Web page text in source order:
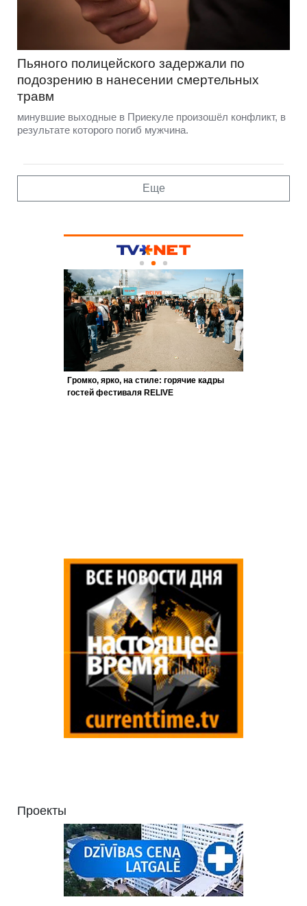
Пьяного полицейского задержали по
подозрению в нанесении смертельных
травм
минувшие выходные в Приекуле произошёл конфликт, в
результате которого погиб мужчина.
Еще
Проекты